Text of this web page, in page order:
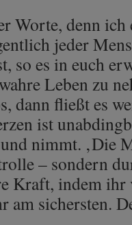
Worte, denn ich
jeder
so es in euch
Leben zu
dann fließt es
ist
nimmt. ‚Die
– sondern
Kraft, indem ihr
am sichersten.